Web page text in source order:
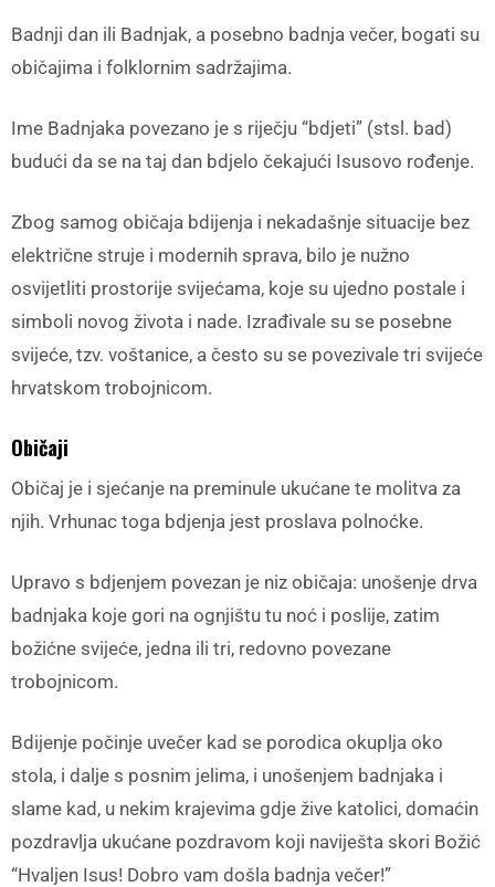
Badnji dan ili Badnjak, a posebno badnja večer, bogati su
običajima i folklornim sadržajima.
Ime Badnjaka povezano je s riječju “bdjeti” (stsl. bad)
budući da se na taj dan bdjelo čekajući Isusovo rođenje.
Zbog samog običaja bdijenja i nekadašnje situacije bez
električne struje i modernih sprava, bilo je nužno
osvijetliti prostorije svijećama, koje su ujedno postale i
simboli novog života i nade. Izrađivale su se posebne
svijeće, tzv. voštanice, a često su se povezivale tri svijeće
hrvatskom trobojnicom.
Običaji
Običaj je i sjećanje na preminule ukućane te molitva za
njih. Vrhunac toga bdjenja jest proslava polnoćke.
Upravo s bdjenjem povezan je niz običaja: unošenje drva
badnjaka koje gori na ognjištu tu noć i poslije, zatim
božićne svijeće, jedna ili tri, redovno povezane
trobojnicom.
Bdijenje počinje uvečer kad se porodica okuplja oko
stola, i dalje s posnim jelima, i unošenjem badnjaka i
slame kad, u nekim krajevima gdje žive katolici, domaćin
pozdravlja ukućane pozdravom koji naviješta skori Božić
“Hvaljen Isus! Dobro vam došla badnja večer!”